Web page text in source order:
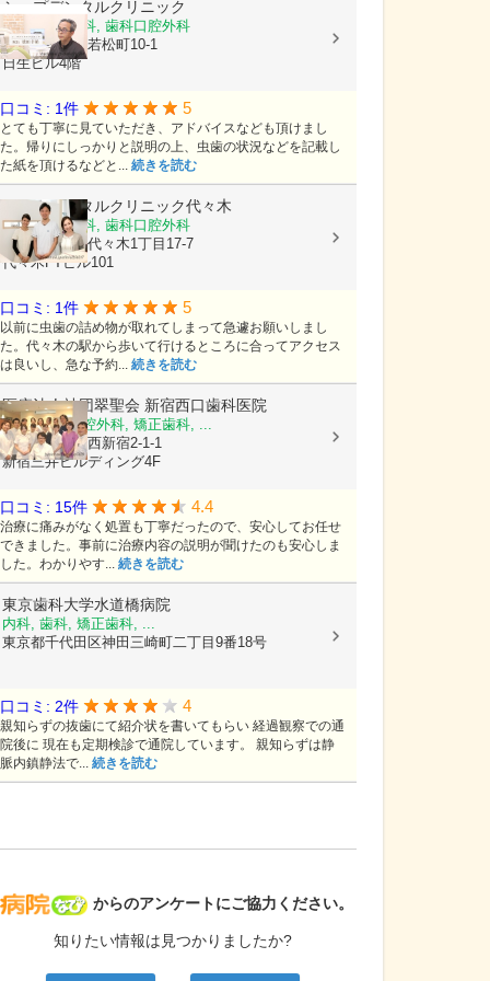
病院なび
からのアンケートにご協力ください。
知りたい情報は見つかりましたか?
シープデンタルクリニック
歯科, 小児歯科, 歯科口腔外科
東京都新宿区若松町10-1
日生ビル4階
口コミ: 1件 5
とても丁寧に見ていただき、アドバイスなども頂けまし
た。帰りにしっかりと説明の上、虫歯の状況などを記載し
た紙を頂けるなどと... 続きを読む
ライラデンタルクリニック代々木
歯科, 小児歯科, 歯科口腔外科
東京都渋谷区代々木1丁目17-7
代々木FTビル101
口コミ: 1件 5
以前に虫歯の詰め物が取れてしまって急遽お願いしまし
た。代々木の駅から歩いて行けるところに合ってアクセス
は良いし、急な予約... 続きを読む
医療法人社団翠聖会 新宿西口歯科医院
歯科, 歯科口腔外科, 矯正歯科, ...
東京都新宿区西新宿2-1-1
新宿三井ビルディング4F
口コミ: 15件 4.4
治療に痛みがなく処置も丁寧だったので、安心してお任せ
できました。事前に治療内容の説明が聞けたのも安心しま
した。わかりやす... 続きを読む
東京歯科大学水道橋病院
内科, 歯科, 矯正歯科, ...
東京都千代田区神田三崎町二丁目9番18号
口コミ: 2件 4
親知らずの抜歯にて紹介状を書いてもらい 経過観察での通
院後に 現在も定期検診で通院しています。 親知らずは静
脈内鎮静法で... 続きを読む